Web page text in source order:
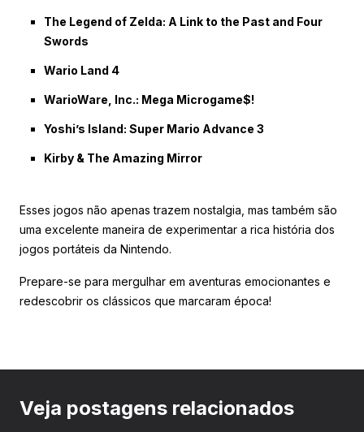
The Legend of Zelda: A Link to the Past and Four
Swords
Wario Land 4
WarioWare, Inc.: Mega Microgame$!
Yoshi’s Island: Super Mario Advance 3
Kirby & The Amazing Mirror
Esses jogos não apenas trazem nostalgia, mas também são
uma excelente maneira de experimentar a rica história dos
jogos portáteis da Nintendo.
Prepare-se para mergulhar em aventuras emocionantes e
redescobrir os clássicos que marcaram época!
Veja postagens relacionados